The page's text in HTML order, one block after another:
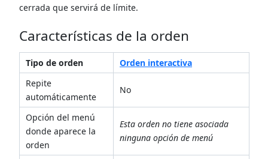
cerrada que servirá de límite.
Características de la orden
Tipo de orden
Orden interactiva
Repite
automáticamente
No
Opción del menú
donde aparece la
orden
Esta orden no tiene asociada
ninguna opción de menú